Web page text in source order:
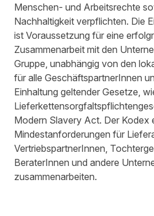
Menschen- und Arbeitsrechte
Nachhaltigkeit verpflichten. Die
ist Voraussetzung für eine
Zusammenarbeit mit den
Gruppe, unabhängig von den
für alle GeschäftspartnerInnen
Einhaltung geltender Gesetze,
Modern Slavery Act. Der Kodex
Mindestanforderungen für
VertriebspartnerInnen,
BeraterInnen und andere
zusammenarbeiten.